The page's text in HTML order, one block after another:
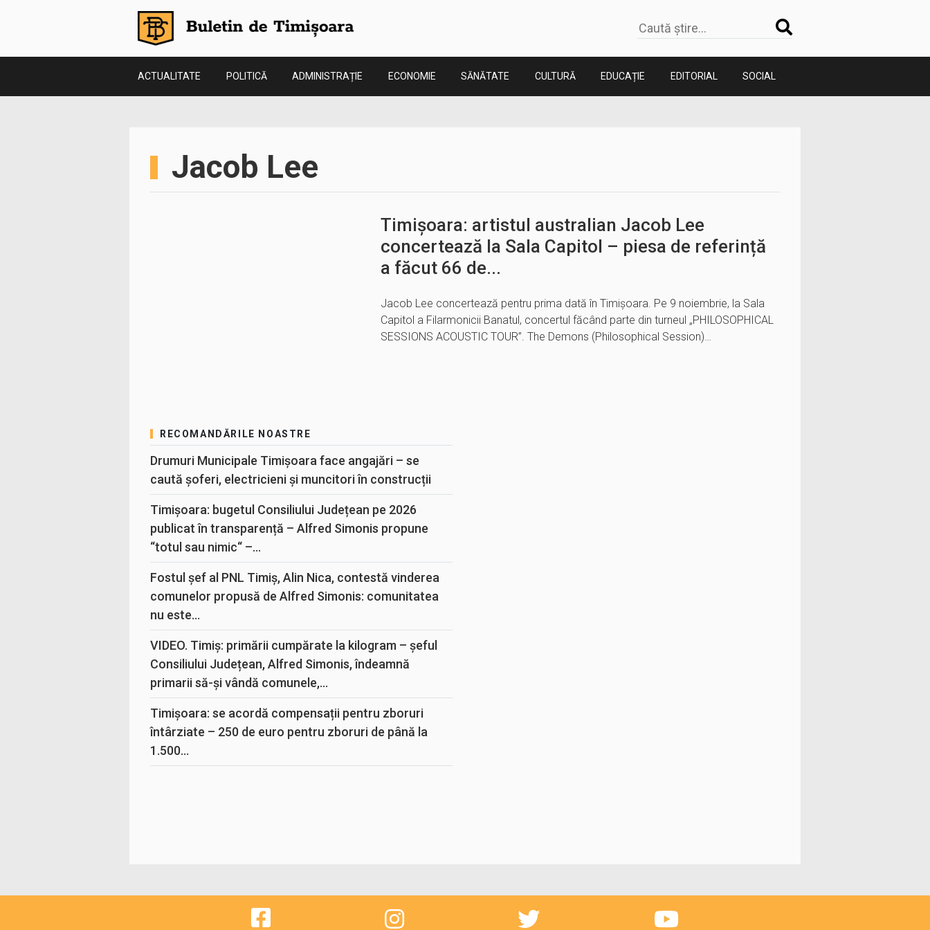
ACTUALITATE POLITICĂ ADMINISTRAȚIE ECONOMIE SĂNĂTATE CULTURĂ EDUCAȚIE EDITORIAL SOCIAL
Jacob Lee
Timișoara: artistul australian Jacob Lee
concertează la Sala Capitol – piesa de referință
a făcut 66 de...
Jacob Lee concertează pentru prima dată în Timișoara. Pe 9 noiembrie, la Sala
Capitol a Filarmonicii Banatul, concertul făcând parte din turneul „PHILOSOPHICAL
SESSIONS ACOUSTIC TOUR”. The Demons (Philosophical Session)…
RECOMANDĂRILE NOASTRE
Drumuri Municipale Timișoara face angajări – se
caută șoferi, electricieni și muncitori în construcții
Timișoara: bugetul Consiliului Județean pe 2026
publicat în transparență – Alfred Simonis propune
“totul sau nimic“ –...
Fostul șef al PNL Timiș, Alin Nica, contestă vinderea
comunelor propusă de Alfred Simonis: comunitatea
nu este...
VIDEO. Timiș: primării cumpărate la kilogram – șeful
Consiliului Județean, Alfred Simonis, îndeamnă
primarii să-și vândă comunele,...
Timișoara: se acordă compensații pentru zboruri
întârziate – 250 de euro pentru zboruri de până la
1.500...